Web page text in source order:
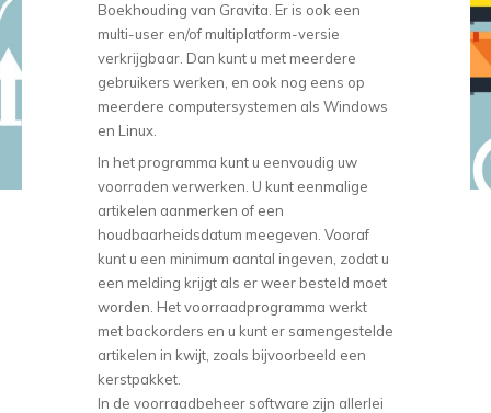
Boekhouding van Gravita. Er is ook een
multi-user en/of multiplatform-versie
verkrijgbaar. Dan kunt u met meerdere
gebruikers werken, en ook nog eens op
meerdere computersystemen als Windows
en Linux.
In het programma kunt u eenvoudig uw
voorraden verwerken. U kunt eenmalige
artikelen aanmerken of een
houdbaarheidsdatum meegeven. Vooraf
kunt u een minimum aantal ingeven, zodat u
een melding krijgt als er weer besteld moet
worden. Het voorraadprogramma werkt
met backorders en u kunt er samengestelde
artikelen in kwijt, zoals bijvoorbeeld een
kerstpakket.
In de voorraadbeheer software zijn allerlei